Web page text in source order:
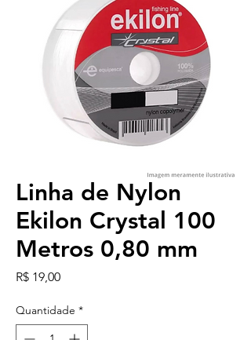
Linha de Nylon
Ekilon Crystal 100
Metros 0,80 mm
R$ 19,00Preço
Quantidade *